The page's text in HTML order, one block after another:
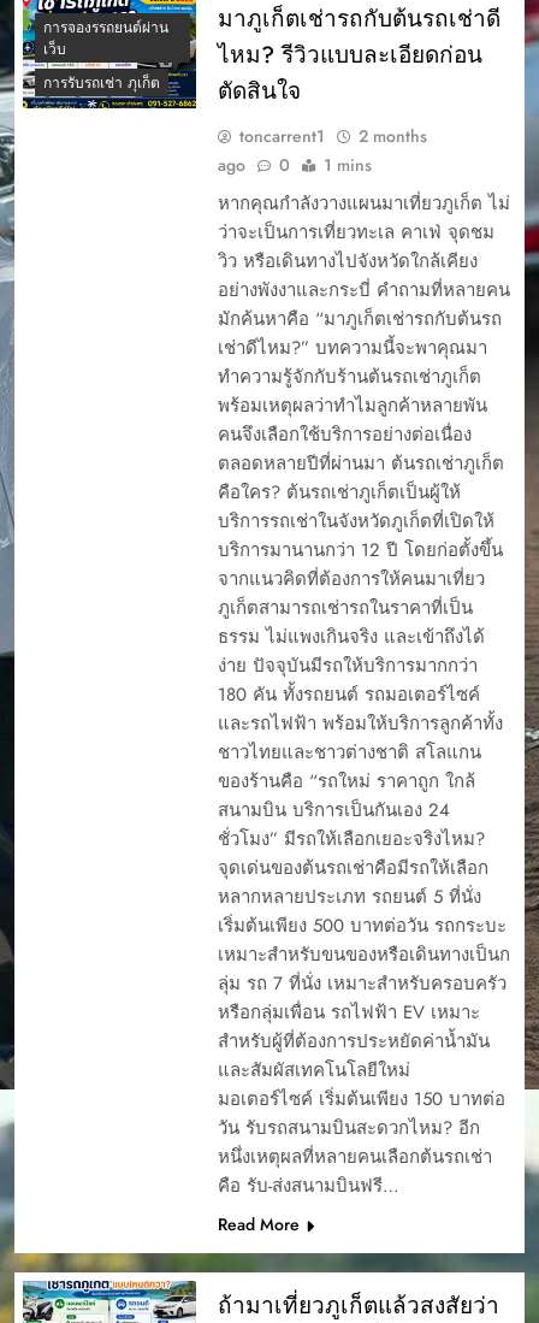
การจองรรถยนต์ผ่าน
เว็บ
การรับรถเช่า ภุเก็ต
มาภูเก็ตเช่ารถกับต้นรถเช่าดี
ไหม? รีวิวแบบละเอียดก่อน
ตัดสินใจ
toncarrent1
2 months
ago
0 1 mins
หากคุณกำลังวางแผนมาเที่ยวภูเก็ต ไม่
ว่าจะเป็นการเที่ยวทะเล คาเฟ่ จุดชม
วิว หรือเดินทางไปจังหวัดใกล้เคียง
อย่างพังงาและกระบี่ คำถามที่หลายคน
มักค้นหาคือ “มาภูเก็ตเช่ารถกับต้นรถ
เช่าดีไหม?” บทความนี้จะพาคุณมา
ทำความรู้จักกับร้านต้นรถเช่าภูเก็ต
พร้อมเหตุผลว่าทำไมลูกค้าหลายพัน
คนจึงเลือกใช้บริการอย่างต่อเนื่อง
ตลอดหลายปีที่ผ่านมา ต้นรถเช่าภูเก็ต
คือใคร? ต้นรถเช่าภูเก็ตเป็นผู้ให้
บริการรถเช่าในจังหวัดภูเก็ตที่เปิดให้
บริการมานานกว่า 12 ปี โดยก่อตั้งขึ้น
จากแนวคิดที่ต้องการให้คนมาเที่ยว
ภูเก็ตสามารถเช่ารถในราคาที่เป็น
ธรรม ไม่แพงเกินจริง และเข้าถึงได้
ง่าย ปัจจุบันมีรถให้บริการมากกว่า
180 คัน ทั้งรถยนต์ รถมอเตอร์ไซค์
และรถไฟฟ้า พร้อมให้บริการลูกค้าทั้ง
ชาวไทยและชาวต่างชาติ สโลแกน
ของร้านคือ “รถใหม่ ราคาถูก ใกล้
สนามบิน บริการเป็นกันเอง 24
ชั่วโมง” มีรถให้เลือกเยอะจริงไหม?
จุดเด่นของต้นรถเช่าคือมีรถให้เลือก
หลากหลายประเภท รถยนต์ 5 ที่นั่ง
เริ่มต้นเพียง 500 บาทต่อวัน รถกระบะ
เหมาะสำหรับขนของหรือเดินทางเป็นก
ลุ่ม รถ 7 ที่นั่ง เหมาะสำหรับครอบครัว
หรือกลุ่มเพื่อน รถไฟฟ้า EV เหมาะ
สำหรับผู้ที่ต้องการประหยัดค่าน้ำมัน
และสัมผัสเทคโนโลยีใหม่
มอเตอร์ไซค์ เริ่มต้นเพียง 150 บาทต่อ
วัน รับรถสนามบินสะดวกไหม? อีก
หนึ่งเหตุผลที่หลายคนเลือกต้นรถเช่า
คือ รับ-ส่งสนามบินฟรี…
Read More
ถ้ามาเที่ยวภูเก็ตแล้วสงสัยว่า